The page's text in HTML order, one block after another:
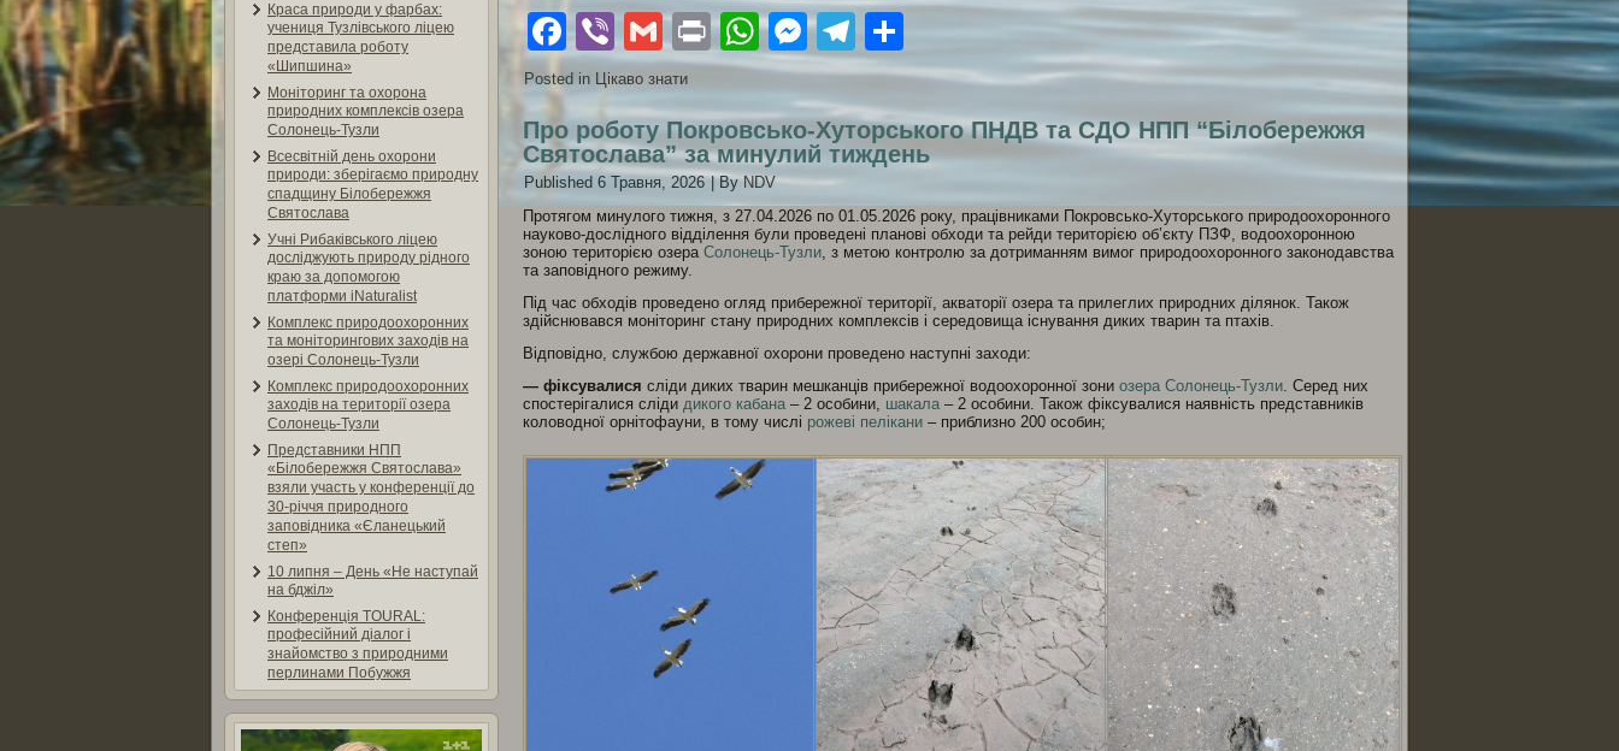
Краса природи у фарбах:
учениця Тузлівського ліцею
представила роботу
«Шипшина»
Моніторинг та охорона
природних комплексів озера
Солонець-Тузли
Всесвітній день охорони
природи: зберігаємо природну
спадщину Білобережжя
Святослава
Учні Рибаківського ліцею
досліджують природу рідного
краю за допомогою
платформи iNaturalist
Комплекс природоохоронних
та моніторингових заходів на
озері Солонець-Тузли
Комплекс природоохоронних
заходів на території озера
Солонець-Тузли
Представники НПП
«Білобережжя Святослава»
взяли участь у конференції до
30-річчя природного
заповідника «Єланецький
степ»
10 липня – День «Не наступай
на бджіл»
Конференція TOURAL:
професійний діалог і
знайомство з природними
перлинами Побужжя
Facebook
ViberGmail
PrintWhatsApp
Messenger
Telegram
Поділитися
Posted in Цікаво знати
Про роботу Покровсько-Хуторського ПНДВ та СДО НПП “Білобережжя
Святослава” за минулий тиждень
Published 6 Травня, 2026|By NDV
Протягом минулого тижня, з 27.04.2026 по 01.05.2026 року, працівниками Покровсько-Хуторського природоохоронного
науково-дослідного відділення були проведені планові обходи та рейди територією об’єкту ПЗФ, водоохоронною
зоною територією озера Солонець-Тузли , з метою контролю за дотриманням вимог природоохоронного законодавства
та заповідного режиму.
Під час обходів проведено огляд прибережної території, акваторії озера та прилеглих природних ділянок. Також
здійснювався моніторинг стану природних комплексів і середовища існування диких тварин та птахів.
Відповідно, службою державної охорони проведено наступні заходи:
— фіксувалися сліди диких тварин мешканців прибережної водоохоронної зони озера Солонець-Тузли . Серед них
спостерігалися сліди дикого кабана – 2 особини, шакала – 2 особини. Також фіксувалися наявність представників
коловодної орнітофауни, в тому числі рожеві пелікани – приблизно 200 особин;